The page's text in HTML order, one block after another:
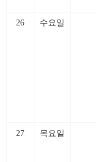
26 수요일
27 목요일